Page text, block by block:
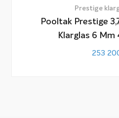
Prestige
Pooltak Prestige
Klarglas 6 Mm
253